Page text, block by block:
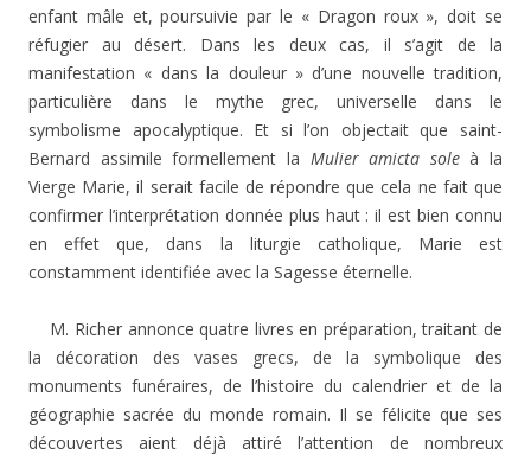
enfant mâle et, poursuivie par le « Dragon roux », doit se
réfugier au désert. Dans les deux cas, il s’agit de la
manifestation « dans la douleur » d’une nouvelle tradition,
particulière dans le mythe grec, universelle dans le
symbolisme apocalyptique. Et si l’on objectait que saint-
Bernard assimile formellement la Mulier amicta soleà la
Vierge Marie, il serait facile de répondre que cela ne fait que
confirmer l’interprétation donnée plus haut : il est bien connu
en effet que, dans la liturgie catholique, Marie est
constamment identifiée avec la Sagesse éternelle.
M. Richer annonce quatre livres en préparation, traitant de
la décoration des vases grecs, de la symbolique des
monuments funéraires, de l’histoire du calendrier et de la
géographie sacrée du monde romain. Il se félicite que ses
découvertes aient déjà attiré l’attention de nombreux